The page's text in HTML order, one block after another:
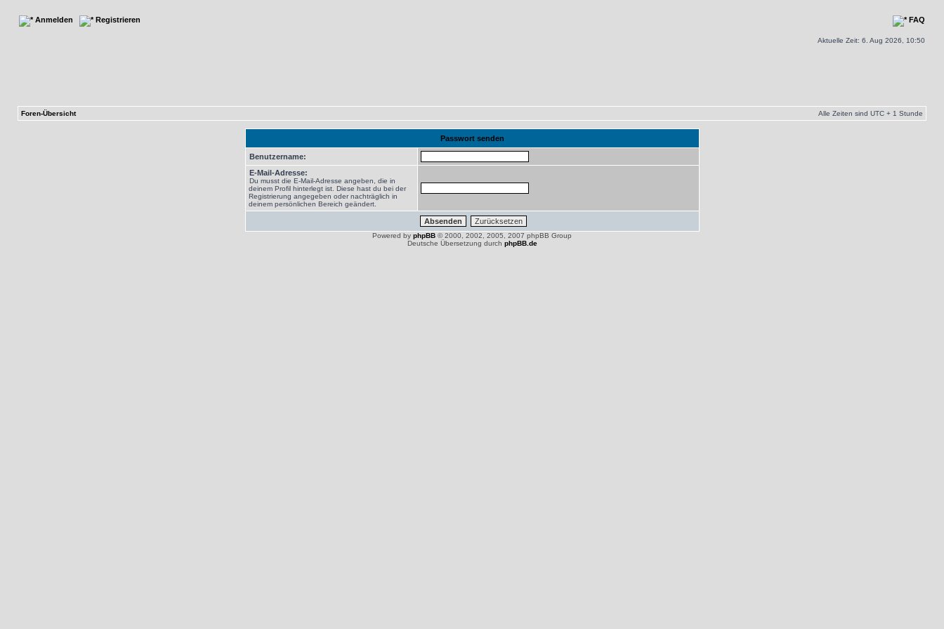
Anmelden Registrieren FAQ
Aktuelle Zeit: 6. Aug 2026, 10:50
Foren-Übersicht Alle Zeiten sind UTC + 1 Stunde
Passwort senden
Benutzername:
E-Mail-Adresse:
Du musst die E-Mail-Adresse angeben, die in
deinem Profil hinterlegt ist. Diese hast du bei der
Registrierung angegeben oder nachträglich in
deinem persönlichen Bereich geändert.
Powered by phpBB © 2000, 2002, 2005, 2007 phpBB Group
Deutsche Übersetzung durch phpBB.de